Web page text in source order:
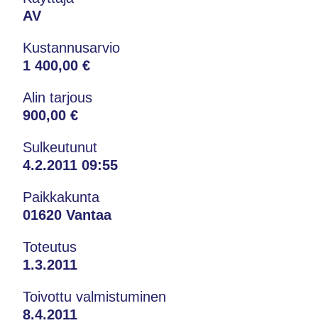
AV
Kustannusarvio
1 400,00 €
Alin tarjous
900,00 €
Sulkeutunut
4.2.2011 09:55
Paikkakunta
01620 Vantaa
Toteutus
1.3.2011
Toivottu valmistuminen
8.4.2011